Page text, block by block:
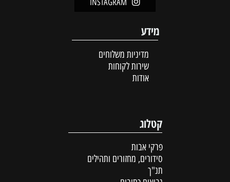
מידע
מדיניות משלוחים
שירות לקוחות
אודות
קטלוג
פרקי אבות
סידורים, מחזורים ותהילים
תנ"ך